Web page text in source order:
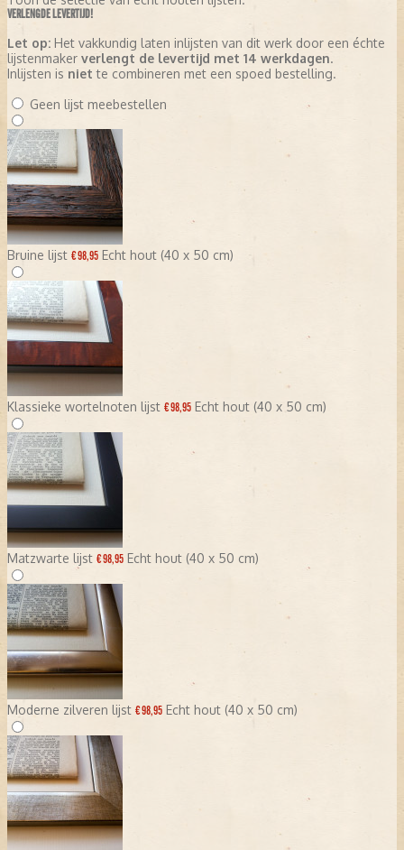
VERLENGDE LEVERTIJD!
Let op: Het vakkundig laten inlijsten van dit werk door een échte
lijstenmaker verlengt de levertijd met 14 werkdagen.
Inlijsten is niet te combineren met een spoed bestelling.
Geen lijst meebestellen
Bruine lijst € 98,95 Echt hout (40 x 50 cm)
Klassieke wortelnoten lijst € 98,95 Echt hout (40 x 50 cm)
Matzwarte lijst € 98,95 Echt hout (40 x 50 cm)
Moderne zilveren lijst € 98,95 Echt hout (40 x 50 cm)